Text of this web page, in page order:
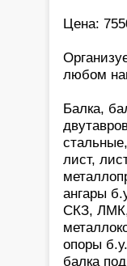
Цена:
любом
Балка,
лист,
ангары
СКЗ, ЛМК,
опоры
балка